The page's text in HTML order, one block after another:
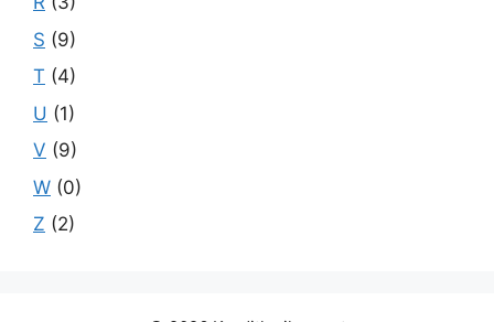
S (9)
T (4)
U (1)
V (9)
W (0)
Z (2)